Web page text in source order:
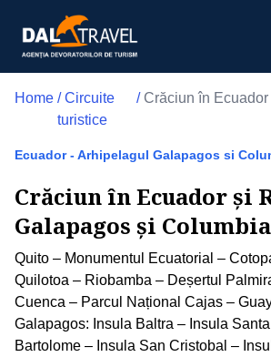
Home / Circuite
turistice
/ Crăciun în
Ecuador - Arhipelagul Galapagos si
Crăciun în Ecuador și
Galapagos și Columbia
Quito – Monumentul Ecuatorial –
Quilotoa – Riobamba – Deșertul
Cuenca – Parcul Național Cajas –
Galapagos: Insula Baltra – Insula
Bartolome – Insula San Cristobal –